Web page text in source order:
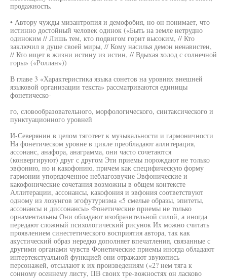
продажность.
• Автору чужды мизантропия и демофобия, но он понимает, что
истинно достойный человек одинок («Быть на земле нетрудно
одиноким // Лишь тем, кто подвигом горит высоким, // Кто
заключил в душе своей миры, // Кому насилья демон ненавистен,
// Кто ищет в жизни истину из истин, // Вдыхая холод с солнечной
горы» («Роллан»))
В главе 3 «Характеристика языка сонетов на уровнях внешней
языковой организации текста» рассматриваются единицы
фонетическо-
го, словообразовательного, морфологического, синтаксического и
пунктуационного уровней
И-Северянин в целом тяготеет к музыкальности и гармоничности
На фонетическом уровне в цикле преобладают аллитерация,
ассонанс, анафора, анаграмма, они часто сочетаются
(конвергируют) друг с другом Эти приемы порождают не только
эвфонию, но и какофонию, причем как специфическую форму
гармонии упорядоченное неблагозвучие Эвфонические и
какофонические сочетания возможны в общем контексте
Аллитерации, ассонансы, какофония и эвфония соответствуют
одному из лозунгов эгофутуризма «5 смелые образы, эпитеты,
ассонансы и диссонансы» Фонетические приемы не только
орнаментальны Они обладают изобразительной силой, а иногда
передают сложный психологический рисунок Их можно считать
проявлением синестетического восприятия автора, так как
акустический образ нередко дополняет впечатления, связанные с
другими органами чувств Фонетические приемы иногда обладают
интертекстуальной функцией они отражают звукопись
персонажей, отсылают к их произведениям («2? нем тяга к
сонному осеннему листу, IIВ своих тре-вожностях он ласково